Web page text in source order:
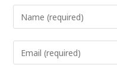
Enter
your
name
Enter
your